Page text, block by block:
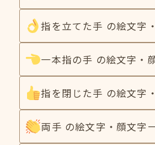
指を立てた手 の絵文字
一本指の手 の絵文字・
指を閉じた手 の絵文字
両手 の絵文字・顔文字